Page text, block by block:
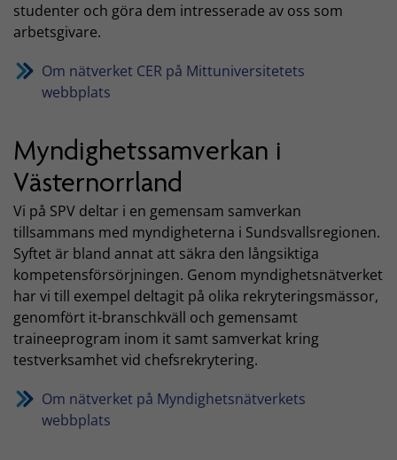
studenter och göra dem intresserade av oss som
arbetsgivare.
Om nätverket CER på Mittuniversitetets
webbplats
Myndighetssamverkan i
Västernorrland
Vi på SPV deltar i en gemensam samverkan
tillsammans med myndigheterna i Sundsvallsregionen.
Syftet är bland annat att säkra den långsiktiga
kompetensförsörjningen. Genom myndighetsnätverket
har vi till exempel deltagit på olika rekryteringsmässor,
genomfört it-branschkväll och gemensamt
traineeprogram inom it samt samverkat kring
testverksamhet vid chefsrekrytering.
Om nätverket på Myndighetsnätverkets
webbplats